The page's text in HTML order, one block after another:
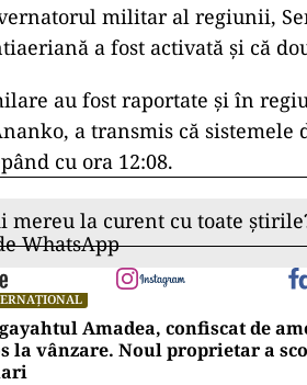
militar al regiunii,
a fost activată și că
au fost raportate și în
a transmis că
cu ora 12:08.
mereu la curent cu toate
WhatsApp
Amadea, confiscat de
la vânzare. Noul proprietar a